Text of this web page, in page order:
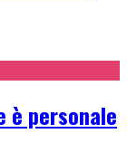
è personale